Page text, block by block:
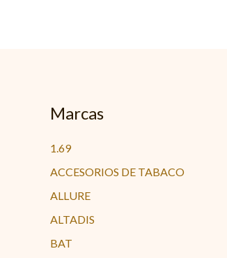
Marcas
1.69
ACCESORIOS DE TABACO
ALLURE
ALTADIS
BAT